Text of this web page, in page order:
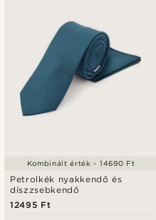
Petrolkék nyakkendő és
díszzsebkendő
12495 Ft
Kombinált érték - 14690 Ft